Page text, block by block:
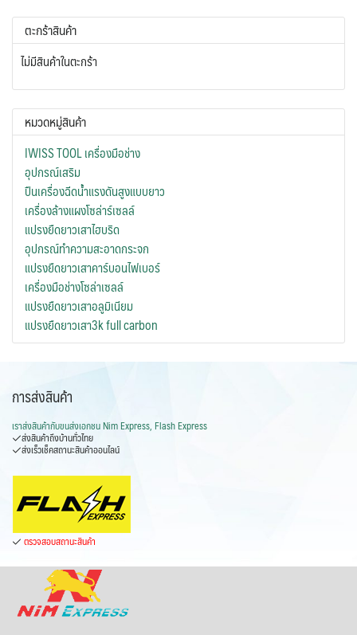
ตะกร้าสินค้า
ไม่มีสินค้าในตะกร้า
หมวดหมู่สินค้า
IWISS TOOL เครื่องมือช่าง
อุปกรณ์เสริม
ปืนเครื่องฉีดน้ำแรงดันสูงแบบยาว
เครื่องล้างแผงโซล่าร์เซลล์
แปรงยืดยาวเสาไฮบริด
อุปกรณ์ทำความสะอาดกระจก
แปรงยืดยาวเสาคาร์บอนไฟเบอร์
เครื่องมือช่างโซล่าเซลล์
แปรงยืดยาวเสาอลูมิเนียม
แปรงยืดยาวเสา3k full carbon
การส่งสินค้า
เราส่งสินค้ากับขนส่งเอกชน Nim Express, Flash Express
ส่งสินค้าถึงบ้านทั่วไทย
ส่งเร็วเช็คสถานะสินค้าออนไลน์
ตรวจสอบสถานะสินค้า